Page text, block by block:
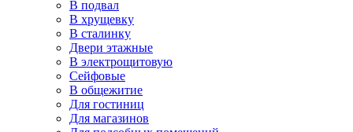
В подвал
В хрущевку
В сталинку
Двери этажные
В электрощитовую
Сейфовые
В общежитие
Для гостиниц
Для магазинов